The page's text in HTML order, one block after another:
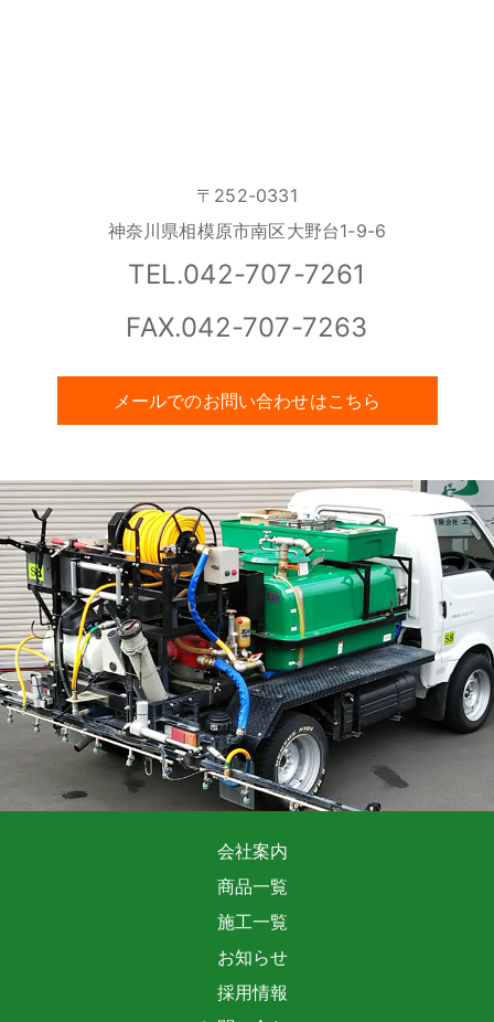
〒252-0331
神奈川県相模原市南区大野台1-9-6
TEL.042-707-7261
FAX.042-707-7263
メールでのお問い合わせはこちら
会社案内
商品一覧
施工一覧
お知らせ
採用情報